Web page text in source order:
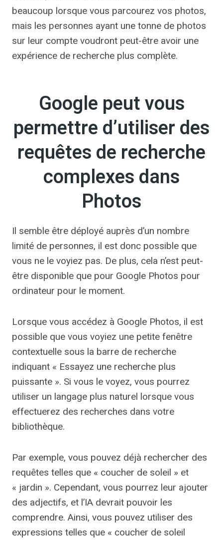
beaucoup lorsque vous parcourez vos photos,
mais les personnes ayant une tonne de photos
sur leur compte voudront peut-être avoir une
expérience de recherche plus complète.
Google peut vous
permettre d’utiliser des
requêtes de recherche
complexes dans
Photos
Il semble être déployé auprès d’un nombre
limité de personnes, il est donc possible que
vous ne le voyiez pas. De plus, cela n’est peut-
être disponible que pour Google Photos pour
ordinateur pour le moment.
Lorsque vous accédez à Google Photos, il est
possible que vous voyiez une petite fenêtre
contextuelle sous la barre de recherche
indiquant « Essayez une recherche plus
puissante ». Si vous le voyez, vous pourrez
utiliser un langage plus naturel lorsque vous
effectuerez des recherches dans votre
bibliothèque.
Par exemple, vous pouvez déjà rechercher des
requêtes telles que « coucher de soleil » et
« jardin ». Cependant, vous pourrez leur ajouter
des adjectifs, et l’IA devrait pouvoir les
comprendre. Ainsi, vous pouvez utiliser des
expressions telles que « coucher de soleil